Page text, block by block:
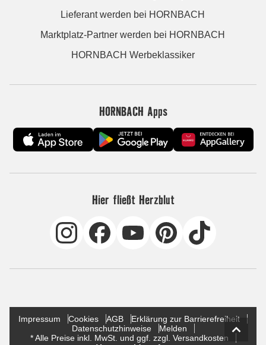
Lieferant werden bei HORNBACH
Marktplatz-Partner werden bei HORNBACH
HORNBACH Werbeklassiker
HORNBACH Apps
Hier fließt Herzblut
Impressum Cookies AGB
Erklärung zur Barrierefreiheit
Datenschutzhinweise
Melden
* Alle Preise inkl. MwSt. und ggf. zzgl. Versandkosten